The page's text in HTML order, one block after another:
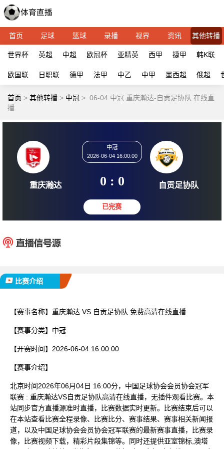
首页 足球 篮球 录播 视界 资讯 其他转播
世界杯 英超 中超 欧冠杯 亚精英 西甲 捷甲 韩K联
欧国联 日职联 德甲 法甲 中乙 中甲 墨西超 俄超
首页 > 其他转播 > 中冠 > 06-04 中冠 重庆瀚达-自贡足协队 在线直
播
2026-06-04 16:00:00
0 : 0
比赛介绍
【赛事名称】 重庆瀚达 VS 自贡足协队 免费高清在线直播
【赛事分类】 中冠
【开赛时间】 2026-06-04 16:00:00
【赛事介绍】
北京时间2026年06月04日 16:00分，中国足球协会会员协会冠军
联赛 : 重庆瀚达VS自贡足协队高清在线直播，无插件观看比赛。本
站同步官方直播源准时直播，比赛数据实时更新。比赛结束后可以
在本站查看比赛全程录像、比赛比分、赛事结果、赛事相关新闻报
道，以及中国足球协会会员协会冠军联赛的最新赛事直播，比赛录
像，比赛视频下载，精彩片段集锦等。同时还提供亚室锦标,澳塔